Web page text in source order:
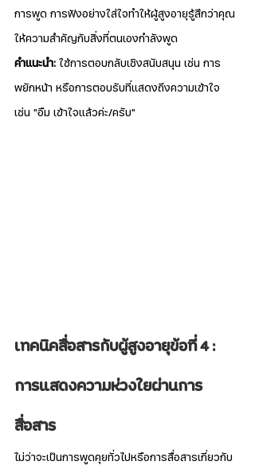
การพูด การฟังอย่างใส่ใจทำให้ผู้สูงอายุรู้สึกว่าคุณ
ให้ความสำคัญกับสิ่งที่ตนเองกำลังพูด
คำแนะนำ: ใช้การตอบกลับเชิงสนับสนุน เช่น การ
พยักหน้า หรือการตอบรับที่แสดงถึงความเข้าใจ
เช่น "อืม เข้าใจแล้วค่ะ/ครับ"
เทคนิคสื่อสารกับผู้สูงอายุข้อที่ 4 :
การแสดงความห่วงใยผ่านการ
สื่อสาร
ไม่ว่าจะเป็นการพูดคุยทั่วไปหรือการสื่อสารเกี่ยวกับ